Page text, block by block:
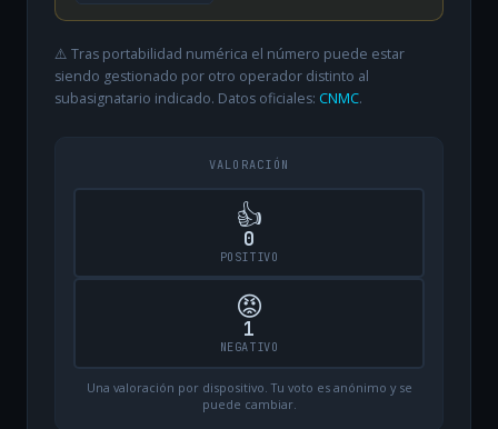
⚠️ Tras portabilidad numérica el número puede estar
siendo gestionado por otro operador distinto al
subasignatario indicado. Datos oficiales: CNMC.
VALORACIÓN
👍
0
POSITIVO
😡
1
NEGATIVO
Una valoración por dispositivo. Tu voto es anónimo y se
puede cambiar.